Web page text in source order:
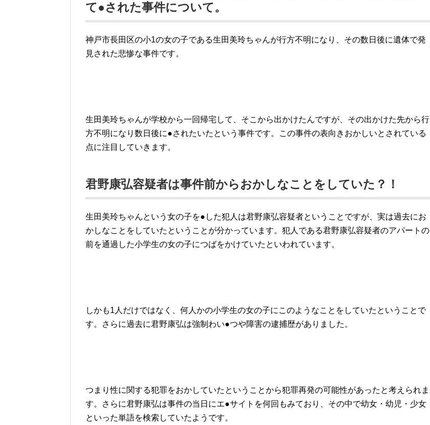
て●された事件について。
神戸市長田区の小1の女の子である生田美玲ちゃんが行方不明になり、その数日後に遺体で発
見された悲惨な事件です。
生田美玲ちゃんが学校から一回帰宅して、そこから出かけたんですが、その出かけた先から行
方不明になり数日後に●されたいたという事件です。この事件の表向きおかしいとされている
点に注目していきます。
君野康弘容疑者は事件前からおかしなことをしていた？！
生田美玲ちゃんという女の子を●した犯人は君野康弘容疑者ということですが、実は過去にお
かしなことをしていたということが分かっています。犯人である君野康弘容疑者のアパートの
前を通過した小学生の女の子につばをかけていたといわれています。
しかも1人だけではなく、何人かの小学生の女の子にこのようなことをしていたということで
す。さらに過去に君野康弘は強制わい●つや障害の逮捕歴がありました。
つまり性に関する犯罪をおかしていたということから犯罪再発の可能性があったと考えられま
す。さらに君野康弘は事件の当日にエ●サイトを何回もみており、その中で幼女・幼児・少女
といった単語を検索していたようです。